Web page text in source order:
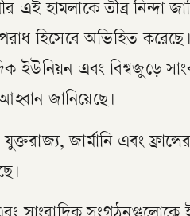
এই হামলাকে তীব্র নিন্দা
হিসেবে অভিহিত
ইউনিয়ন এবং বিশ্বজুড়ে
জানিয়েছে।
জার্মানি এবং